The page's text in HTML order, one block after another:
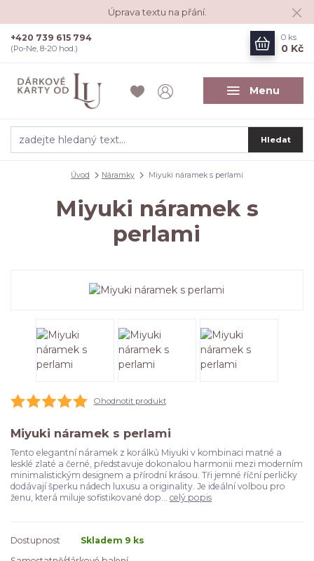
Úprava textu na přání.
Menu
Hledat
+420 739 615 794
(Po-Ne, 8-20 hod.)
0 ks
0 Kč
Úvod Náramky Miyuki náramek s perlami
Miyuki náramek s
perlami
Ohodnotit produkt
Miyuki náramek s perlami
Tento elegantní náramek z korálků Miyuki v kombinaci matné a
lesklé zlaté a černé, představuje dokonalou harmonii mezi moderním
minimalistickým designem a přírodní krásou. Tři jemné říční perličky
dodávají šperku nádech luxusu a originality. Je ideální volbou pro
ženu, která miluje sofistikované dop... celý popis
Dostupnost
Skladem 9 ks